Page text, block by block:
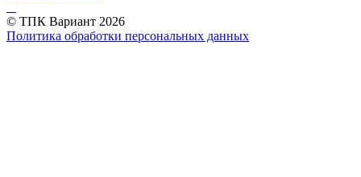
© ТПК Вариант 2026
Политика обработки персональных данных